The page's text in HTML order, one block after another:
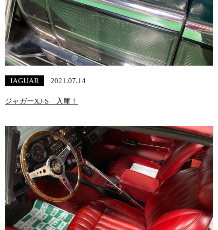
JAGUAR 2021.07.14
ジャガーXJ-S 入庫！